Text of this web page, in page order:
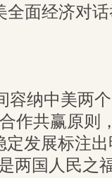
全面经济对
容纳中美两
作共赢原则
定发展标注
两国人民之